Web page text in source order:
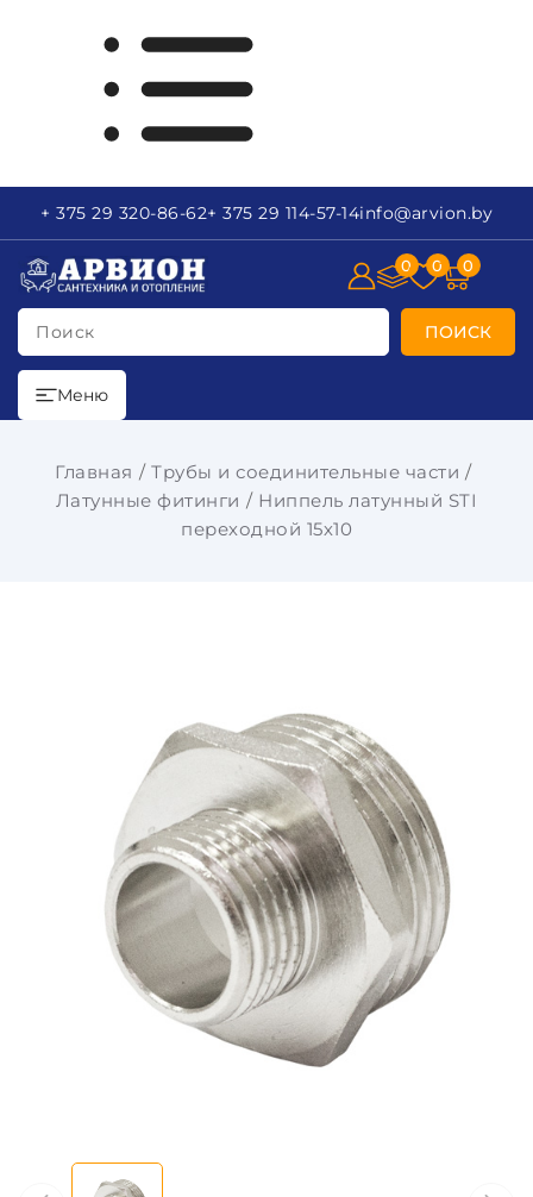
+ 375 29 320-86-62+ 375 29 114-57-14info@arvion.by
Поиск ПОИСК
0 0 0
Меню
Главная
Трубы и соединительные части
Латунные фитинги
Ниппель латунный STI
переходной 15х10